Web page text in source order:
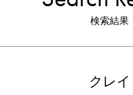
検索結果
クレイ